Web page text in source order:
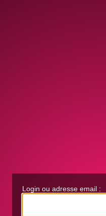
Login ou adresse email :